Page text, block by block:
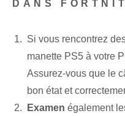
DANS
Si vous rencontrez
manette PS5 à votre
Assurez-vous que le
bon état et
Examen également